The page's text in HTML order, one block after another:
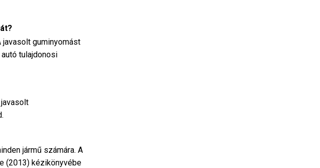
guminyomást
tulajdonosi
jármű számára. A
(2013) kézikönyvébe